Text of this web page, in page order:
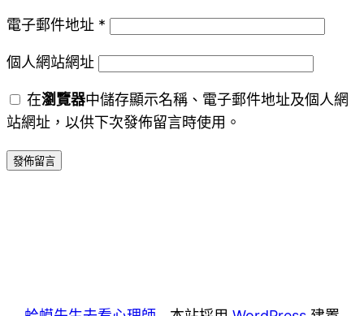
電子郵件地址 *
個人網站網址
在瀏覽器中儲存顯示名稱、電子郵件地址及個人網
站網址，以供下次發佈留言時使用。